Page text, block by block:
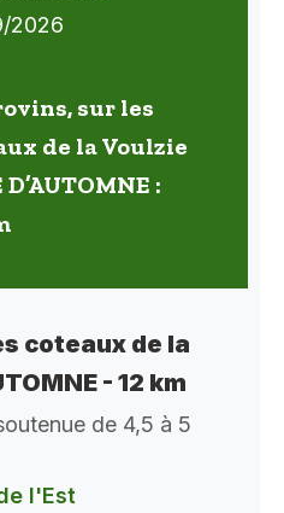
2026
sur les
de la Voulzie
D’AUTOMNE :
coteaux de la
- 12 km
de 4,5 à 5
l'Est